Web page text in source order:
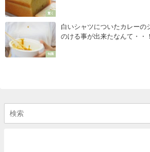
驚く
知識
白いシャツについたカレーの
のける事が出来たなんて・・